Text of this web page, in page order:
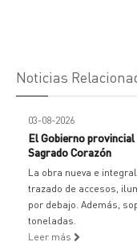
Noticias
03-08-2026
El Gobierno
Sagrado Corazón
La obra nueva e
trazado de accesos,
por debajo. Además,
toneladas.
Leer más